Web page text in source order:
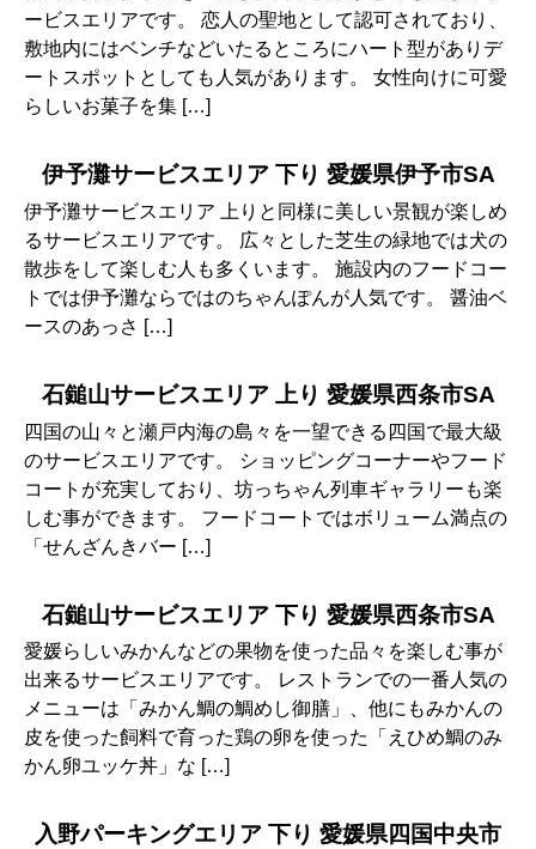
ービスエリアです。 恋人の聖地として認可されており、
敷地内にはベンチなどいたるところにハート型がありデ
ートスポットとしても人気があります。 女性向けに可愛
らしいお菓子を集 […]
伊予灘サービスエリア 下り 愛媛県伊予市SA
伊予灘サービスエリア 上りと同様に美しい景観が楽しめ
るサービスエリアです。 広々とした芝生の緑地では犬の
散歩をして楽しむ人も多くいます。 施設内のフードコー
トでは伊予灘ならではのちゃんぽんが人気です。 醤油ベ
ースのあっさ […]
石鎚山サービスエリア 上り 愛媛県西条市SA
四国の山々と瀬戸内海の島々を一望できる四国で最大級
のサービスエリアです。 ショッピングコーナーやフード
コートが充実しており、坊っちゃん列車ギャラリーも楽
しむ事ができます。 フードコートではボリューム満点の
「せんざんきバー […]
石鎚山サービスエリア 下り 愛媛県西条市SA
愛媛らしいみかんなどの果物を使った品々を楽しむ事が
出来るサービスエリアです。 レストランでの一番人気の
メニューは「みかん鯛の鯛めし御膳」、他にもみかんの
皮を使った飼料で育った鶏の卵を使った「えひめ鯛のみ
かん卵ユッケ丼」な […]
入野パーキングエリア 下り 愛媛県四国中央市